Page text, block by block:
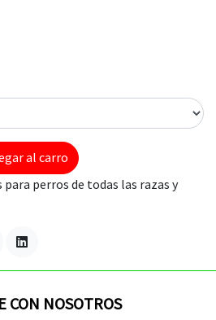
al carro
perros de todas las razas y
CON NOSOTROS